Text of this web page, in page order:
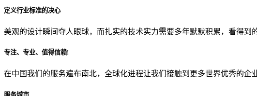
贵公司的团队规模是？
从哪里了解到我们？
定义行业标准的决心
美观的设计瞬间夺人眼球，而扎实的技术实力需要多年默默积累，看得到
专注、专业、值得信赖!
在中国我们的服务遍布南北，全球化进程让我们接触到更多世界优秀的企业